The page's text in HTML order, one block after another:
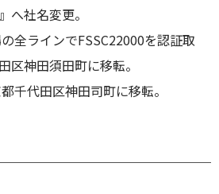
へ社名変更。
ラインでFSSC22000を認証取
区神田須田町に移転。
代田区神田司町に移転。